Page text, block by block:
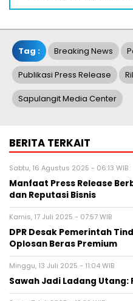
Tag : Breaking News
Publikasi Press Release
Sapulangit Media Center
BERITA TERKAIT
Sabtu, 16 Agustus 2025 - 06:13 WIB
Manfaat Press Release
dan Reputasi Bisnis
Kamis, 17 Juli 2025 - 07:57 WIB
DPR Desak Pemerintah
Oplosan Beras Premium
Minggu, 13 Juli 2025 - 11:04 WIB
Sawah Jadi Ladang Utang: